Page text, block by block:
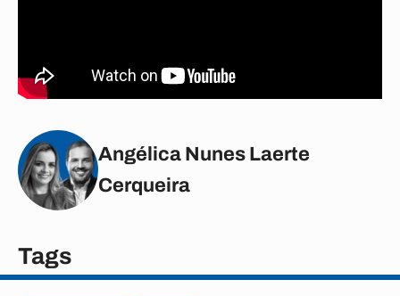
Angélica Nunes Laerte
Cerqueira
Tags